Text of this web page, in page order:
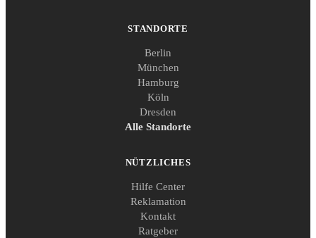
STANDORTE
Berlin
München
Hamburg
Köln
Dresden
Alle Standorte
NÜTZLICHES
Hilfe Center
Reklamation
Kontakt
Ratgeber